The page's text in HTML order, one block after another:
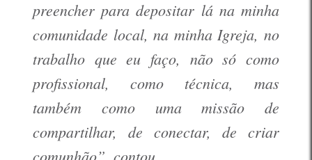
preencher para depositar lá na minha
comunidade local, na minha Igreja, no
trabalho que eu faço, não só como
profissional, como técnica, mas
também como uma missão de
compartilhar, de conectar, de criar